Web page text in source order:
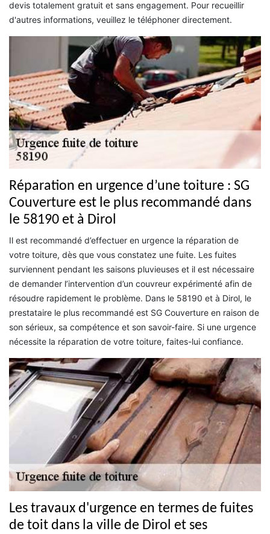
devis totalement gratuit et sans engagement. Pour recueillir
d'autres informations, veuillez le téléphoner directement.
Réparation en urgence d’une toiture : SG
Couverture est le plus recommandé dans
le 58190 et à Dirol
Il est recommandé d’effectuer en urgence la réparation de
votre toiture, dès que vous constatez une fuite. Les fuites
surviennent pendant les saisons pluvieuses et il est nécessaire
de demander l’intervention d’un couvreur expérimenté afin de
résoudre rapidement le problème. Dans le 58190 et à Dirol, le
prestataire le plus recommandé est SG Couverture en raison de
son sérieux, sa compétence et son savoir-faire. Si une urgence
nécessite la réparation de votre toiture, faites-lui confiance.
Les travaux d'urgence en termes de fuites
de toit dans la ville de Dirol et ses